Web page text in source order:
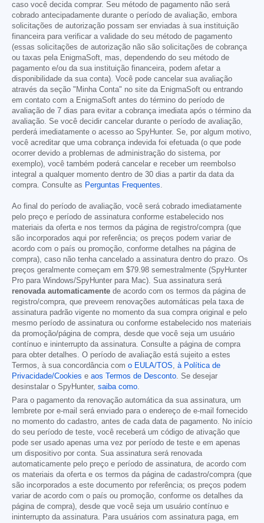
caso você decida comprar. Seu método de pagamento não será
cobrado antecipadamente durante o período de avaliação, embora
solicitações de autorização possam ser enviadas à sua instituição
financeira para verificar a validade do seu método de pagamento
(essas solicitações de autorização não são solicitações de cobrança
ou taxas pela EnigmaSoft, mas, dependendo do seu método de
pagamento e/ou da sua instituição financeira, podem afetar a
disponibilidade da sua conta). Você pode cancelar sua avaliação
através da seção "Minha Conta" no site da EnigmaSoft ou entrando
em contato com a EnigmaSoft antes do término do período de
avaliação de 7 dias para evitar a cobrança imediata após o término da
avaliação. Se você decidir cancelar durante o período de avaliação,
perderá imediatamente o acesso ao SpyHunter. Se, por algum motivo,
você acreditar que uma cobrança indevida foi efetuada (o que pode
ocorrer devido a problemas de administração do sistema, por
exemplo), você também poderá cancelar e receber um reembolso
integral a qualquer momento dentro de 30 dias a partir da data da
compra. Consulte as Perguntas Frequentes.
Ao final do período de avaliação, você será cobrado imediatamente
pelo preço e período de assinatura conforme estabelecido nos
materiais da oferta e nos termos da página de registro/compra (que
são incorporados aqui por referência; os preços podem variar de
acordo com o país ou promoção, conforme detalhes na página de
compra), caso não tenha cancelado a assinatura dentro do prazo. Os
preços geralmente começam em $79.98 semestralmente (SpyHunter
Pro para Windows/SpyHunter para Mac). Sua assinatura será
renovada automaticamente de acordo com os termos da página de
registro/compra, que preveem renovações automáticas pela taxa de
assinatura padrão vigente no momento da sua compra original e pelo
mesmo período de assinatura ou conforme estabelecido nos materiais
da promoção/página de compra, desde que você seja um usuário
contínuo e ininterrupto da assinatura. Consulte a página de compra
para obter detalhes. O período de avaliação está sujeito a estes
Termos, à sua concordância com o EULA/TOS, à Política de
Privacidade/Cookies e aos Termos de Desconto. Se desejar
desinstalar o SpyHunter, saiba como.
Para o pagamento da renovação automática da sua assinatura, um
lembrete por e-mail será enviado para o endereço de e-mail fornecido
no momento do cadastro, antes de cada data de pagamento. No início
do seu período de teste, você receberá um código de ativação que
pode ser usado apenas uma vez por período de teste e em apenas
um dispositivo por conta. Sua assinatura será renovada
automaticamente pelo preço e período de assinatura, de acordo com
os materiais da oferta e os termos da página de cadastro/compra (que
são incorporados a este documento por referência; os preços podem
variar de acordo com o país ou promoção, conforme os detalhes da
página de compra), desde que você seja um usuário contínuo e
ininterrupto da assinatura. Para usuários com assinatura paga, em